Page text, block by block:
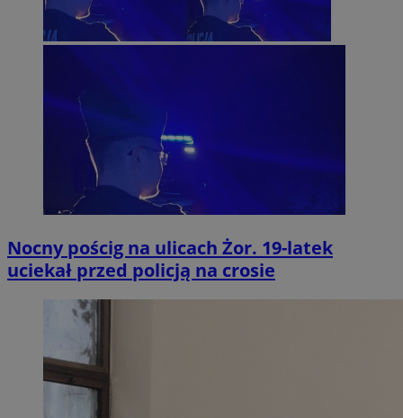
Nocny pościg na ulicach Żor. 19-latek
uciekał przed policją na crosie